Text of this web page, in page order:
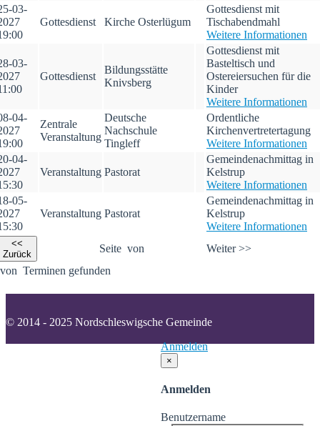
03-
Gottesdienst Kirche Osterlügum
Gottesdienst mit
Tischabendmahl
Weitere Informationen
03-
Gottesdienst
Bildungsstätte
Knivsberg
Gottesdienst mit
Basteltisch und
Ostereiersuchen für die
Kinder
Weitere Informationen
04-
Zentrale
Veranstaltung
Deutsche
Nachschule
Tingleff
Ordentliche
Kirchenvertretertagung
Weitere Informationen
04-
Veranstaltung Pastorat
Gemeindenachmittag in
Kelstrup
Weitere Informationen
05-
Veranstaltung Pastorat
Gemeindenachmittag in
Kelstrup
Weitere Informationen
<<
Zurück
Seite von
Weiter >>
Terminen gefunden
© 2014 - 2025 Nordschleswigsche Gemeinde
Anmelden
×
Anmelden
Benutzername